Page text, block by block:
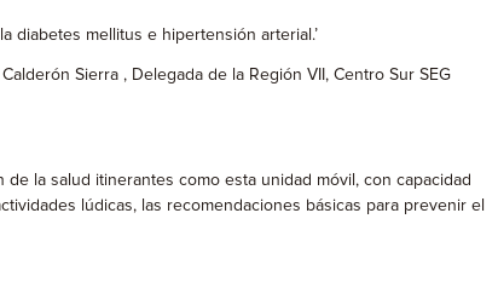
diabetes mellitus e hipertensión arterial.’
Sierra , Delegada de la Región VII, Centro Sur SEG
la salud itinerantes como esta unidad móvil, con capacidad
lúdicas, las recomendaciones básicas para prevenir el